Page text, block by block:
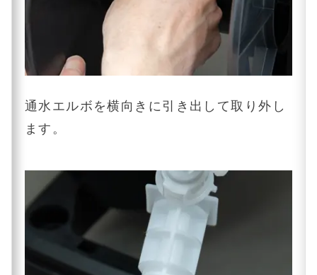
通水エルボを横向きに引き出して取り外し
ます。